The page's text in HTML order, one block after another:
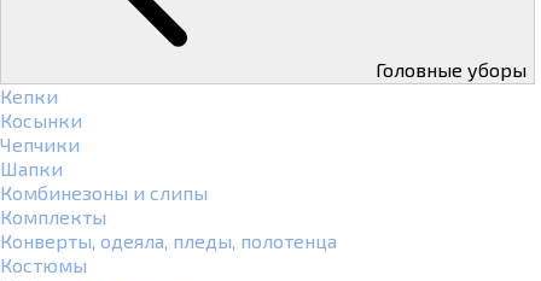
Головные уборы
Кепки
Косынки
Чепчики
Шапки
Комбинезоны и слипы
Комплекты
Конверты, одеяла, пледы, полотенца
Костюмы